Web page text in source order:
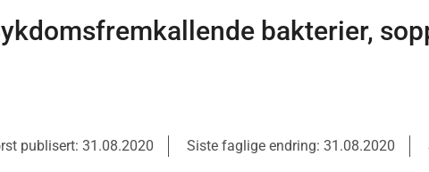
bakterier,
publisert: 31.08.2020 Siste faglige endring: 31.08.2020